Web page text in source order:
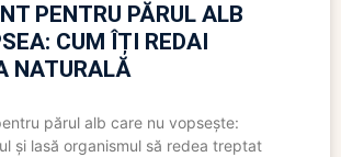
PENTRU PĂRUL ALB
CUM ÎȚI REDAI
NATURALĂ
părul alb care nu vopsește:
și lasă organismul să redea treptat